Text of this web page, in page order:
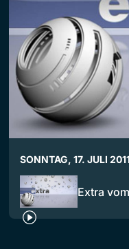
SONNTAG, 17. JULI
Extra